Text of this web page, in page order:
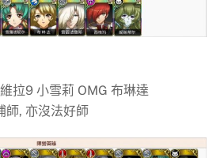
拉9 小雪莉 OMG 布琳達
師, 亦沒法好師